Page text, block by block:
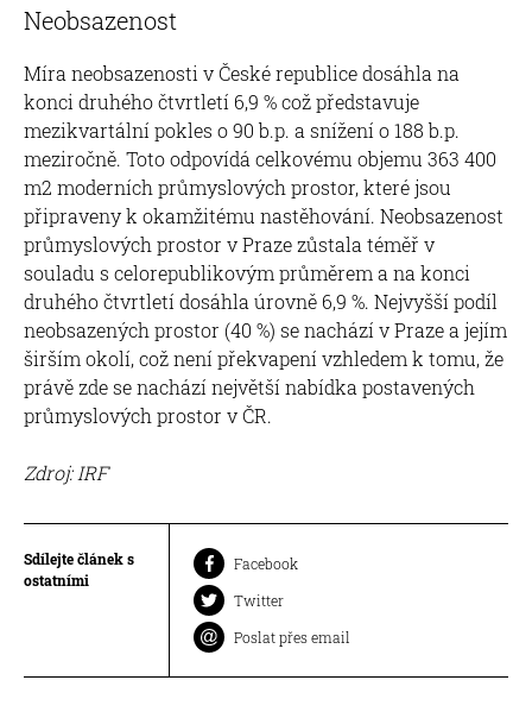
Neobsazenost
Míra neobsazenosti v České republice dosáhla na
konci druhého čtvrtletí 6,9 % což představuje
mezikvartální pokles o 90 b.p. a snížení o 188 b.p.
meziročně. Toto odpovídá celkovému objemu 363 400
m2 moderních průmyslových prostor, které jsou
připraveny k okamžitému nastěhování. Neobsazenost
průmyslových prostor v Praze zůstala téměř v
souladu s celorepublikovým průměrem a na konci
druhého čtvrtletí dosáhla úrovně 6,9 %. Nejvyšší podíl
neobsazených prostor (40 %) se nachází v Praze a jejím
širším okolí, což není překvapení vzhledem k tomu, že
právě zde se nachází největší nabídka postavených
průmyslových prostor v ČR.
Zdroj: IRF
Sdílejte článek s
ostatními
Facebook
Twitter
Poslat přes email